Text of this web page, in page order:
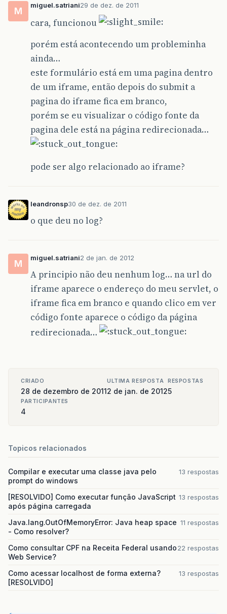
M
miguel.satriani29 de dez. de 2011
cara, funcionou
porém está acontecendo um probleminha
ainda…
este formulário está em uma pagina dentro
de um iframe, então depois do submit a
pagina do iframe fica em branco,
porém se eu visualizar o código fonte da
pagina dele está na página redirecionada…
pode ser algo relacionado ao iframe?
leandronsp30 de dez. de 2011
o que deu no log?
M
miguel.satriani2 de jan. de 2012
A principio não deu nenhum log… na url do
iframe aparece o endereço do meu servlet, o
iframe fica em branco e quando clico em ver
código fonte aparece o código da página
redirecionada…
CRIADO
28 de dezembro de 2011
ULTIMA RESPOSTA
2 de jan. de 2012
RESPOSTAS
5
PARTICIPANTES
4
Topicos relacionados
Compilar e executar uma classe java pelo
prompt do windows
13 respostas
[RESOLVIDO] Como executar função JavaScript
após página carregada
13 respostas
Java.lang.OutOfMemoryError: Java heap space
- Como resolver?
11 respostas
Como consultar CPF na Receita Federal usando
Web Service?
22 respostas
Como acessar localhost de forma externa?
[RESOLVIDO]
13 respostas